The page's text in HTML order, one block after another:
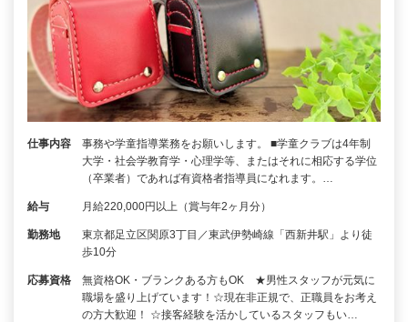
仕事内容
事務や学童指導業務をお願いします。 ■学童クラブは4年制
大学・社会学教育学・心理学等、またはそれに相応する学位
（卒業者）であれば有資格者指導員になれます。…
給与 月給220,000円以上（賞与年2ヶ月分）
勤務地
東京都足立区関原3丁目／東武伊勢崎線「西新井駅」より徒
歩10分
応募資格
無資格OK・ブランクある方もOK ★男性スタッフが元気に
職場を盛り上げています！☆現在非正規で、正職員をお考え
の方大歓迎！ ☆接客経験を活かしているスタッフもい…